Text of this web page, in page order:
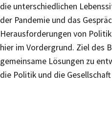
die unterschiedlichen
der Pandemie und das
Herausforderungen von
hier im Vordergrund. Ziel des
gemeinsame Lösungen zu
die Politik und die